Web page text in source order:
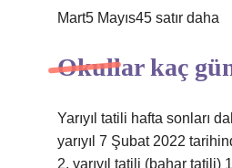
Mart5 Mayıs45 satır daha
Okullar kaç
Yarıyıl tatili hafta sonları
yarıyıl 7 Şubat 2022
2. yarıyıl tatili (bahar tatili)